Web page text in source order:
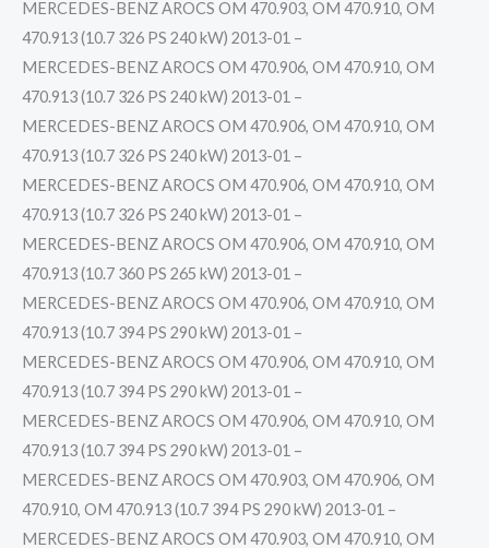
MERCEDES-BENZ AROCS OM 470.903, OM 470.910, OM
470.913 (10.7 326 PS 240 kW) 2013-01 –
MERCEDES-BENZ AROCS OM 470.906, OM 470.910, OM
470.913 (10.7 326 PS 240 kW) 2013-01 –
MERCEDES-BENZ AROCS OM 470.906, OM 470.910, OM
470.913 (10.7 326 PS 240 kW) 2013-01 –
MERCEDES-BENZ AROCS OM 470.906, OM 470.910, OM
470.913 (10.7 326 PS 240 kW) 2013-01 –
MERCEDES-BENZ AROCS OM 470.906, OM 470.910, OM
470.913 (10.7 360 PS 265 kW) 2013-01 –
MERCEDES-BENZ AROCS OM 470.906, OM 470.910, OM
470.913 (10.7 394 PS 290 kW) 2013-01 –
MERCEDES-BENZ AROCS OM 470.906, OM 470.910, OM
470.913 (10.7 394 PS 290 kW) 2013-01 –
MERCEDES-BENZ AROCS OM 470.906, OM 470.910, OM
470.913 (10.7 394 PS 290 kW) 2013-01 –
MERCEDES-BENZ AROCS OM 470.903, OM 470.906, OM
470.910, OM 470.913 (10.7 394 PS 290 kW) 2013-01 –
MERCEDES-BENZ AROCS OM 470.903, OM 470.910, OM